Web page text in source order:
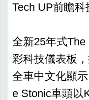
Tech UP前瞻
全新25年式
彩科技儀表板
全車中文化顯
e Stonic車頭以